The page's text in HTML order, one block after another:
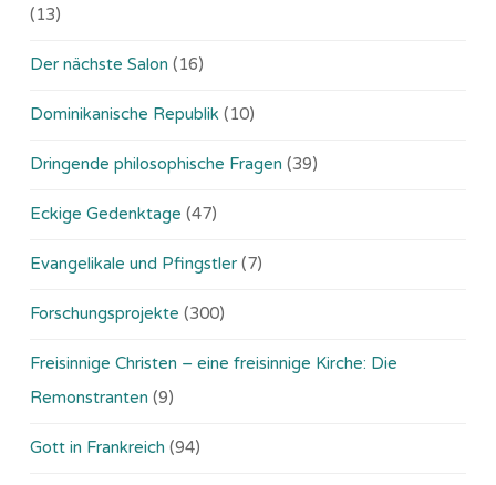
(13)
Der nächste Salon (16)
Dominikanische Republik (10)
Dringende philosophische Fragen (39)
Eckige Gedenktage (47)
Evangelikale und Pfingstler (7)
Forschungsprojekte (300)
Freisinnige Christen – eine freisinnige Kirche: Die
Remonstranten (9)
Gott in Frankreich (94)